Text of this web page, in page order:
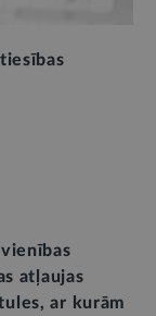
atļaujas
ar kurām